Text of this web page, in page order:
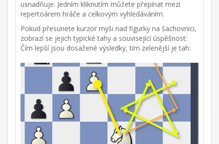
usnadňuje. Jedním kliknutím můžete přepínat mezi
repertoárem hráče a celkovým vyhledáváním.
Pokud přesunete kurzor myši nad figurky na šachovnici,
zobrazí se jejich typické tahy a související úspěšnost:
Čím lepší jsou dosažené výsledky, tím zelenější je tah: